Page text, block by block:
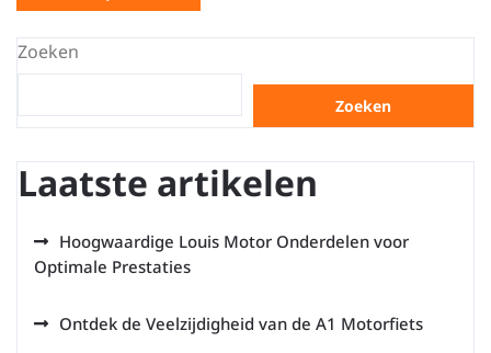
Zoeken
Zoeken
Laatste artikelen
Hoogwaardige Louis Motor Onderdelen voor
Optimale Prestaties
Ontdek de Veelzijdigheid van de A1 Motorfiets